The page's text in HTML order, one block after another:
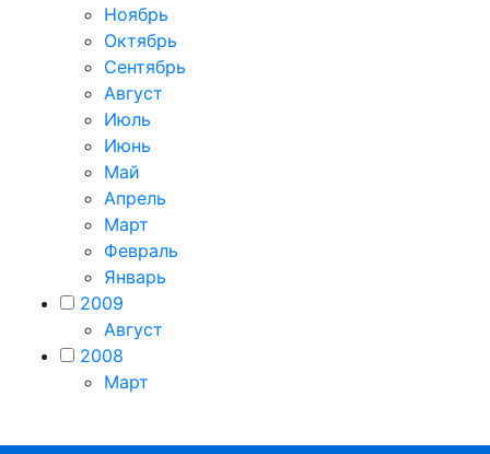
Ноябрь
Октябрь
Сентябрь
Август
Июль
Июнь
Май
Апрель
Март
Февраль
Январь
2009
Август
2008
Март